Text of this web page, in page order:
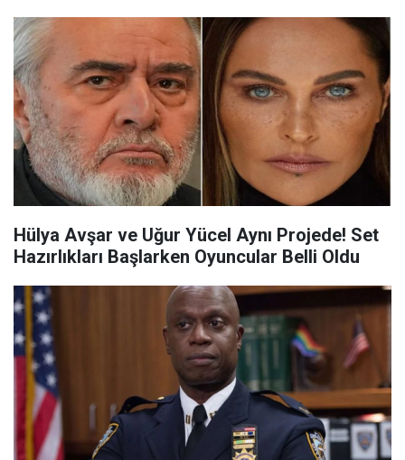
Hülya Avşar ve Uğur Yücel Aynı Projede! Set
Hazırlıkları Başlarken Oyuncular Belli Oldu